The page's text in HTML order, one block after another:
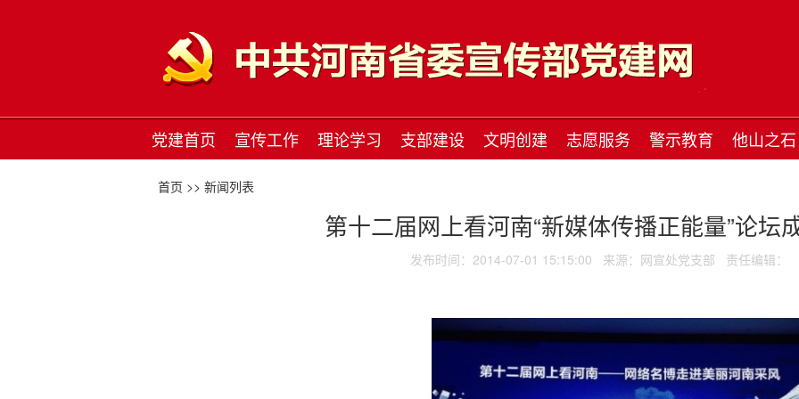
党建首页 宣传工作 理论学习 支部建设 文明创建 志愿服务 警示教育 他山之石
首页 >> 新闻列表
第十二届网上看河南“新媒体传播正能量”论坛
发布时间：2014-07-01 15:15:00 来源：网宣处党支部 责任编辑：